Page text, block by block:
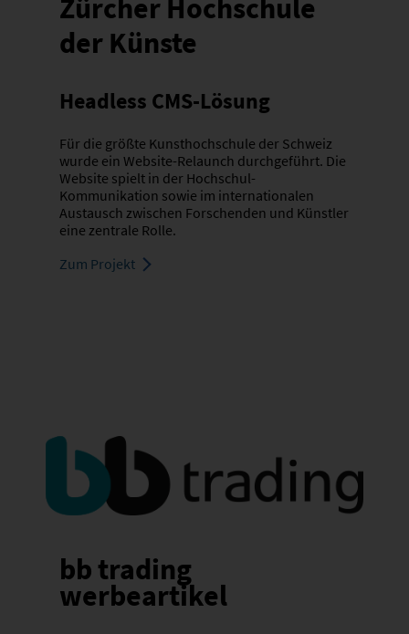
Zürcher Hochschule
der Künste
Headless CMS-Lösung
Für die größte Kunsthochschule der Schweiz
wurde ein Website-Relaunch durchgeführt. Die
Website spielt in der Hochschul-
Kommunikation sowie im internationalen
Austausch zwischen Forschenden und Künstler
eine zentrale Rolle.
Zum Projekt
bb trading
werbeartikel